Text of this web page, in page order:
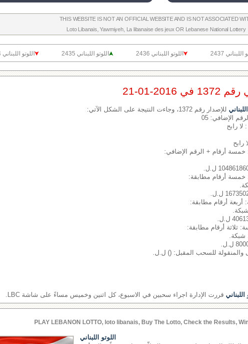
THIS WEBSITE IS NOT AN OFFICIAL WEBSITE AND IS NOT ASSOCIATED
Loto Libanais ,Yawmiyeh, La libanaise des jeux OR Lebanese National Lottery
اللبناني 2437 اللوتو اللبناني 2436 اللوتو اللبناني 2435 اللوتو اللبناني 2434
01-21
للإصدار رقم 1372، وجاءت النتيجة على الشكل الآتي:
لا رابح
رابح
خمسة أرقام + الرقم الإضافي:
خمسة أرقام مطابقة:
أربعة أرقام مطابقة:
ثلاثة أرقام مطابقة:
والمنقولة للسحب المقبل: () ل.ل.
قررت الإدارة اجراء سحبين في الاسبوع، كل اثنين وخميس مساءً على شاشة LBC.
PLAY LEBANON LOTTO, loto libanais, Buy The Lotto, Check the Results,
اللوتو اللبناني